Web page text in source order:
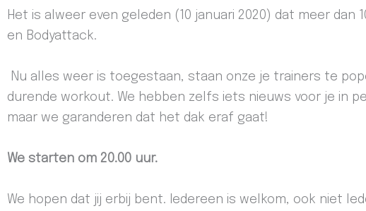
Het is alweer even geleden (10 januari 2020) dat meer
en Bodyattack.
Nu alles weer is toegestaan, staan onze je trainers te
durende workout. We hebben zelfs iets nieuws voor je in
maar we garanderen dat het dak eraf gaat!
We starten om 20.00 uur.
We hopen dat jij erbij bent. Iedereen is welkom, ook niet